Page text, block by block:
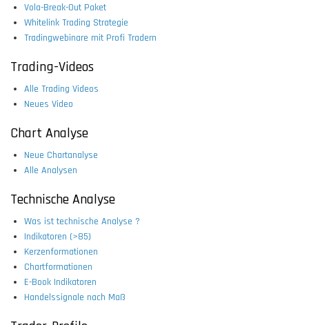
Vola-Break-Out Paket
Whitelink Trading Strategie
Tradingwebinare mit Profi Tradern
Trading-Videos
Alle Trading Videos
Neues Video
Chart Analyse
Neue Chartanalyse
Alle Analysen
Technische Analyse
Was ist technische Analyse ?
Indikatoren (>85)
Kerzenformationen
Chartformationen
E-Book Indikatoren
Handelssignale nach Maß